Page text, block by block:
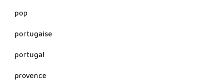
pop
portugaise
portugal
provence